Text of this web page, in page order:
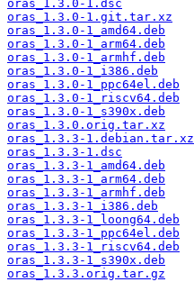
oras_1.3.0-1.dsc
oras_1.3.0-1.git.tar.xz
oras_1.3.0-1_amd64.deb
oras_1.3.0-1_arm64.deb
oras_1.3.0-1_armhf.deb
oras_1.3.0-1_i386.deb
oras_1.3.0-1_ppc64el.deb
oras_1.3.0-1_riscv64.deb
oras_1.3.0-1_s390x.deb
oras_1.3.0.orig.tar.xz
oras_1.3.3-1.debian.tar.xz
oras_1.3.3-1.dsc
oras_1.3.3-1_amd64.deb
oras_1.3.3-1_arm64.deb
oras_1.3.3-1_armhf.deb
oras_1.3.3-1_i386.deb
oras_1.3.3-1_loong64.deb
oras_1.3.3-1_ppc64el.deb
oras_1.3.3-1_riscv64.deb
oras_1.3.3-1_s390x.deb
oras_1.3.3.orig.tar.gz